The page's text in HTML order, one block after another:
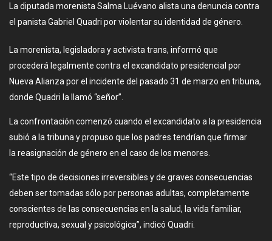
La diputada morenista Salma Luévano alista una denuncia contra
el panista Gabriel Quadri por violentar su identidad de género.
La morenista, legisladora y activista trans, informó que
procederá legalmente contra el excandidato presidencial por
Nueva Alianza por el incidente del pasado 31 de marzo en tribuna,
donde Quadri la llamó “señor”.
La confrontación comenzó cuando el excandidato a la presidencia
subió a la tribuna y propuso que los padres tendrían que firmar
la reasignación de género en el caso de los menores.
“Este tipo de decisiones irreversibles y de graves consecuencias
deben ser tomadas sólo por personas adultas, completamente
conscientes de las consecuencias en la salud, la vida familiar,
reproductiva, sexual y psicológica”, indicó Quadri.